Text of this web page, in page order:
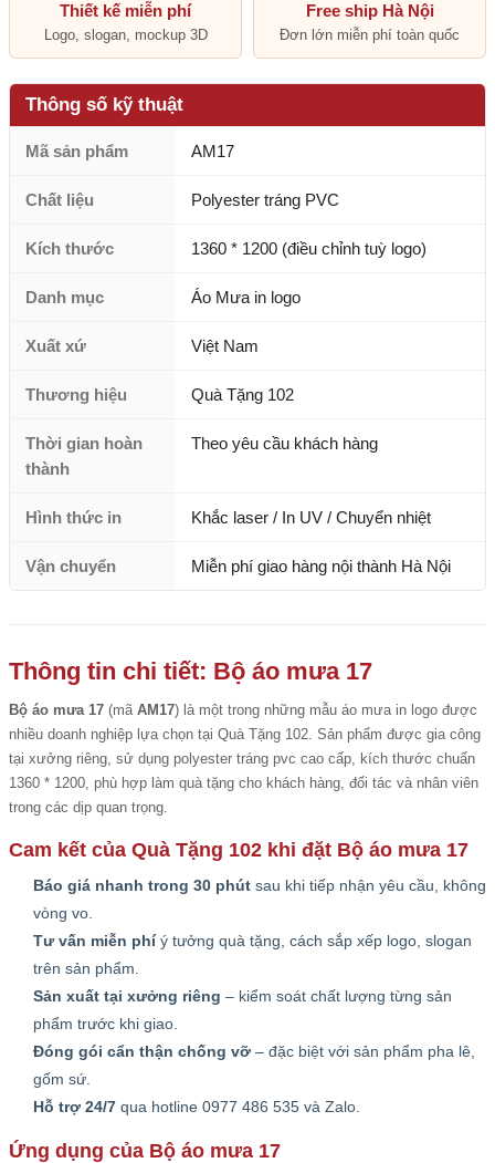
Thiết kế miễn phí
Logo, slogan, mockup 3D
Free ship Hà Nội
Đơn lớn miễn phí toàn quốc
Thông số kỹ thuật
Mã sản phẩm AM17
Chất liệu Polyester tráng PVC
Kích thước 1360 * 1200 (điều chỉnh tuỳ logo)
Danh mục Áo Mưa in logo
Xuất xứ Việt Nam
Thương hiệu Quà Tặng 102
Thời gian hoàn
thành
Theo yêu cầu khách hàng
Hình thức in Khắc laser / In UV / Chuyển nhiệt
Vận chuyển Miễn phí giao hàng nội thành Hà Nội
Thông tin chi tiết: Bộ áo mưa 17
Bộ áo mưa 17 (mã AM17) là một trong những mẫu áo mưa in logo được
nhiều doanh nghiệp lựa chọn tại Quà Tặng 102. Sản phẩm được gia công
tại xưởng riêng, sử dụng polyester tráng pvc cao cấp, kích thước chuẩn
1360 * 1200, phù hợp làm quà tặng cho khách hàng, đối tác và nhân viên
trong các dịp quan trọng.
Cam kết của Quà Tặng 102 khi đặt Bộ áo mưa 17
Báo giá nhanh trong 30 phút sau khi tiếp nhận yêu cầu, không
vòng vo.
Tư vấn miễn phíý tưởng quà tặng, cách sắp xếp logo, slogan
trên sản phẩm.
Sản xuất tại xưởng riêng – kiểm soát chất lượng từng sản
phẩm trước khi giao.
Đóng gói cẩn thận chống vỡ – đặc biệt với sản phẩm pha lê,
gốm sứ.
Hỗ trợ 24/7 qua hotline 0977 486 535 và Zalo.
Ứng dụng của Bộ áo mưa 17